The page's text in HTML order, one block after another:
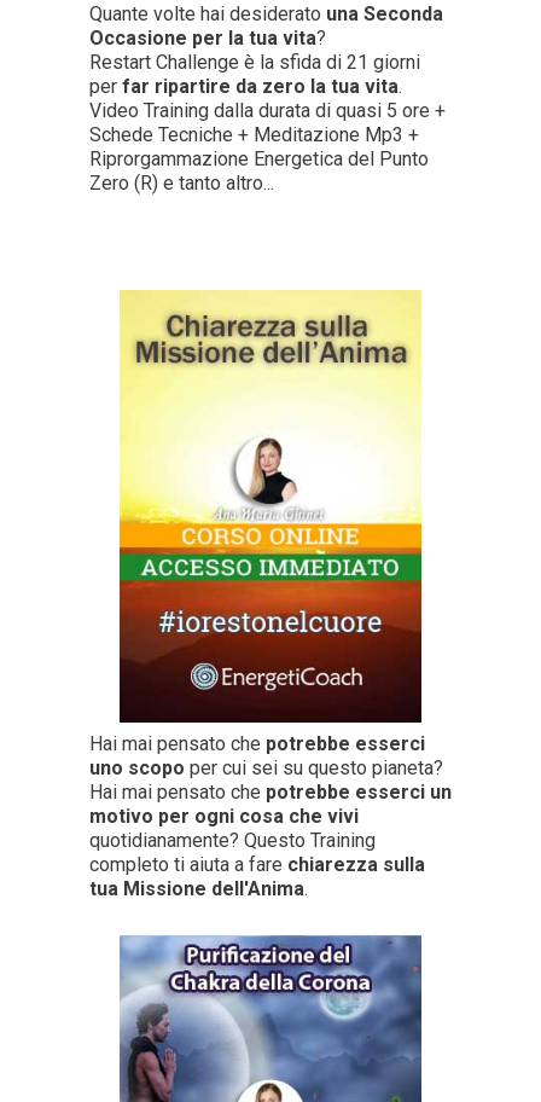
Quante volte hai desiderato una Seconda
Occasione per la tua vita?
Restart Challenge è la sfida di 21 giorni
per far ripartire da zero la tua vita.
Video Training dalla durata di quasi 5 ore +
Schede Tecniche + Meditazione Mp3 +
Riprorgammazione Energetica del Punto
Zero (R) e tanto altro...
Hai mai pensato che potrebbe esserci
uno scopo per cui sei su questo pianeta?
Hai mai pensato che potrebbe esserci un
motivo per ogni cosa che vivi
quotidianamente? Questo Training
completo ti aiuta a fare chiarezza sulla
tua Missione dell'Anima.